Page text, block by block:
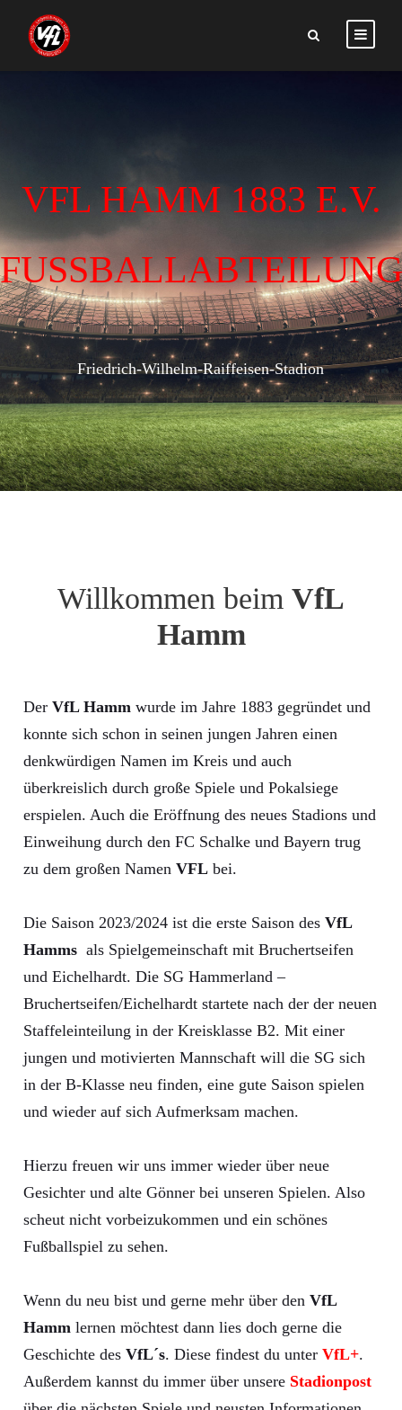
VFL HAMM 1883 E.V.
FUSSBALLABTEILUNG
Friedrich-Wilhelm-Raiffeisen-Stadion
Willkommen beim VfL
Hamm
Der VfL Hamm wurde im Jahre 1883 gegründet und
konnte sich schon in seinen jungen Jahren einen
denkwürdigen Namen im Kreis und auch
überkreislich durch große Spiele und Pokalsiege
erspielen. Auch die Eröffnung des neues Stadions und
Einweihung durch den FC Schalke und Bayern trug
zu dem großen Namen VFL bei.
Die Saison 2023/2024 ist die erste Saison des VfL
Hamms als Spielgemeinschaft mit Bruchertseifen
und Eichelhardt. Die SG Hammerland –
Bruchertseifen/Eichelhardt startete nach der der neuen
Staffeleinteilung in der Kreisklasse B2. Mit einer
jungen und motivierten Mannschaft will die SG sich
in der B-Klasse neu finden, eine gute Saison spielen
und wieder auf sich Aufmerksam machen.
Hierzu freuen wir uns immer wieder über neue
Gesichter und alte Gönner bei unseren Spielen. Also
scheut nicht vorbeizukommen und ein schönes
Fußballspiel zu sehen.
Wenn du neu bist und gerne mehr über den VfL
Hamm lernen möchtest dann lies doch gerne die
Geschichte des VfL´s. Diese findest du unter VfL+.
Außerdem kannst du immer über unsere Stadionpost